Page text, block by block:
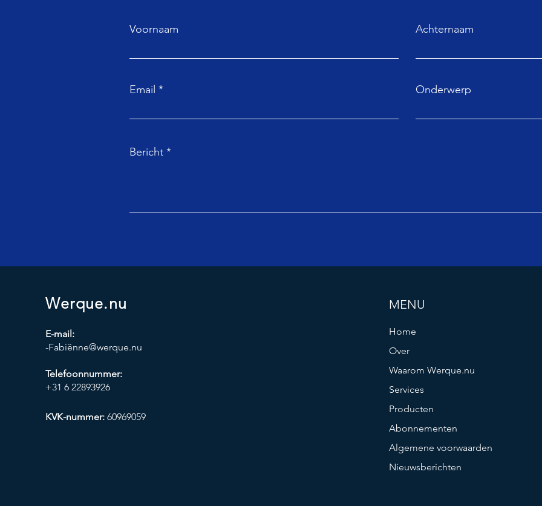
Voornaam Achternaam
Email Onderwerp
Bericht
Werque.nu
E-mail:
-Fabiënne@werque.nu
Telefoonnummer:
+31 6 22893926
KVK-nummer: 60969059
MENU
Home
Over
Waarom Werque.nu
Services
Producten
Abonnementen
Algemene voorwaarden
Nieuwsberichten